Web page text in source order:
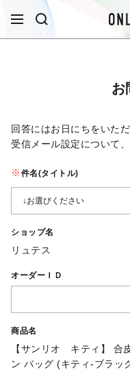
お
回答にはお日にちをいた
受信メール設定について
件名(タイトル)
ショップ名
リュテス
オーダーＩＤ
商品名
【サンリオ キティ】 合
ン バッグ (キティ-ブラッ